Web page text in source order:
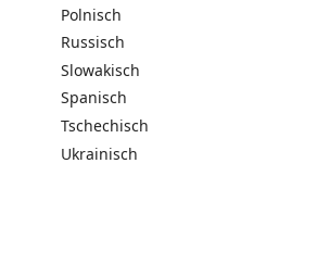
Polnisch
Russisch
Slowakisch
Spanisch
Tschechisch
Ukrainisch